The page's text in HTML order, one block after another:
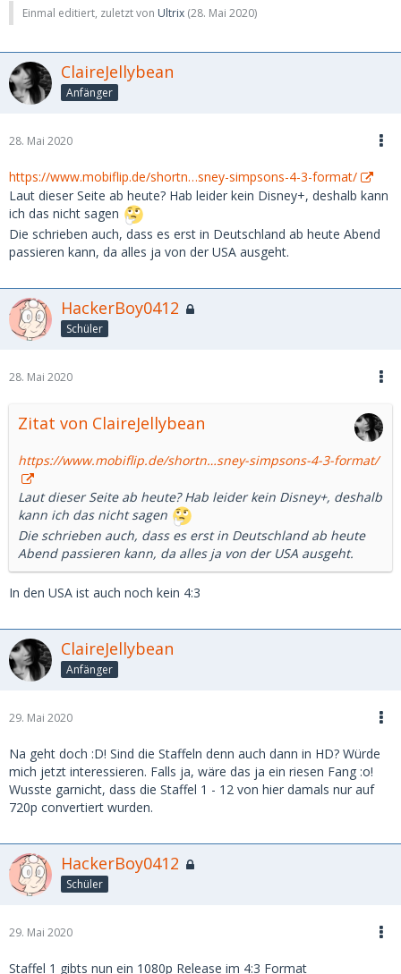
Einmal editiert, zuletzt von Ultrix (28. Mai 2020)
ClaireJellybean
Anfänger
28. Mai 2020
https://www.mobiflip.de/shortn…sney-simpsons-4-3-format/
Laut dieser Seite ab heute? Hab leider kein Disney+, deshalb kann
ich das nicht sagen
Die schrieben auch, dass es erst in Deutschland ab heute Abend
passieren kann, da alles ja von der USA ausgeht.
HackerBoy0412
Schüler
28. Mai 2020
Zitat von ClaireJellybean
https://www.mobiflip.de/shortn…sney-simpsons-4-3-format/
Laut dieser Seite ab heute? Hab leider kein Disney+, deshalb
kann ich das nicht sagen
Die schrieben auch, dass es erst in Deutschland ab heute
Abend passieren kann, da alles ja von der USA ausgeht.
In den USA ist auch noch kein 4:3
ClaireJellybean
Anfänger
29. Mai 2020
Na geht doch :D! Sind die Staffeln denn auch dann in HD? Würde
mich jetzt interessieren. Falls ja, wäre das ja ein riesen Fang :o!
Wusste garnicht, dass die Staffel 1 - 12 von hier damals nur auf
720p convertiert wurden.
HackerBoy0412
Schüler
29. Mai 2020
Staffel 1 gibts nun ein 1080p Release im 4:3 Format